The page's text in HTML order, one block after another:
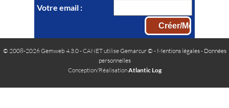
Votre email
© 2008-2026 Gemweb 4.3.0- CANET utiliseGemarcur © - Mentions légales- Données
personnelles
Conception/RéalisationAtlantic Log